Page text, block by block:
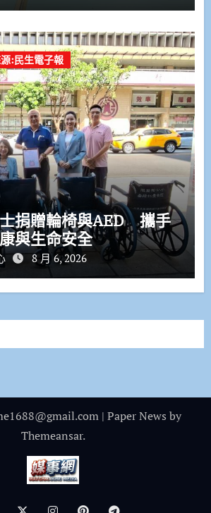
:民生電子報
捐贈輪椅與AED 攜手
與生命安全
8 月 6, 2026
| Paper News by
Themeansar.